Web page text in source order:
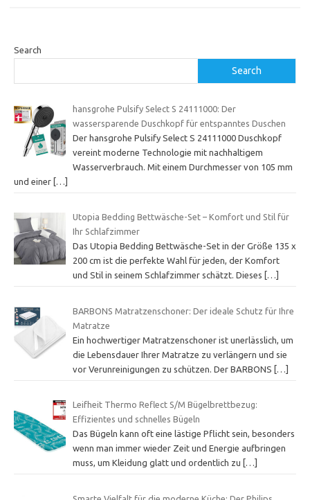
Search
Search
hansgrohe Pulsify Select S 24111000: Der
wassersparende Duschkopf für entspanntes Duschen
Der hansgrohe Pulsify Select S 24111000 Duschkopf
vereint moderne Technologie mit nachhaltigem
Wasserverbrauch. Mit einem Durchmesser von 105 mm
und einer […]
Utopia Bedding Bettwäsche-Set – Komfort und Stil für
Ihr Schlafzimmer
Das Utopia Bedding Bettwäsche-Set in der Größe 135 x
200 cm ist die perfekte Wahl für jeden, der Komfort
und Stil in seinem Schlafzimmer schätzt. Dieses
[…]
BARBONS Matratzenschoner: Der ideale Schutz für Ihre
Matratze
Ein hochwertiger Matratzenschoner ist unerlässlich, um
die Lebensdauer Ihrer Matratze zu verlängern und sie
vor Verunreinigungen zu schützen. Der BARBONS
[…]
Leifheit Thermo Reflect S/M Bügelbrettbezug:
Effizientes und schnelles Bügeln
Das Bügeln kann oft eine lästige Pflicht sein, besonders
wenn man immer wieder Zeit und Energie aufbringen
muss, um Kleidung glatt und ordentlich zu
[…]